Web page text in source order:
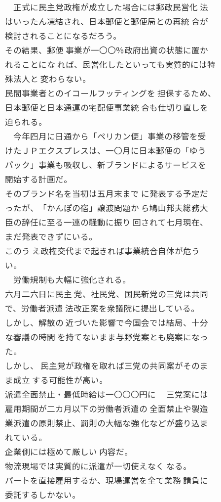
正式に民主党政権が成立した場合には郵政民営化 法
はいったん凍結され、日本郵便と郵便局との再統 合が
検討されることになるだろう。
その結果、郵便 事業が一〇〇％政府出資の状態に置か
れることにな れば、民営化したといっても実質的には特
殊法人と 変わらない。
民間事業者とのイコールフッティングを 担保するため、
日本郵便と日本通運の宅配便事業統 合も仕切り直しを
迫られる。
今年四月に日通から「ペリカン便」事業の移管を受
けたＪＰエクスプレスは、一〇月に日本郵便の「ゆう
パック」事業も吸収し、新ブランドによるサービスを
開始する計画だ。
そのブランド名を当初は五月末まで に発表する予定だ
ったが、「かんぽの宿」譲渡問題か ら鳩山邦夫総務大
臣の辞任に至る一連の騒動に振り 回されて七月現在、
まだ発表できずにいる。
このう え政権交代まで起きれば事業統合自体が危う
い。
労働規制も大幅に強化される。
六月二六日に民主 党、社民党、国民新党の三党は共同
で、労働者派遣 法改正案を衆議院に提出している。
しかし、解散の 近づいた影響で今国会では結局、十分
な審議の時間 を持てないまま与野党案とも廃案になっ
た。
しかし、 民主党が政権を取れば三党の共同案がそのま
ま成立 する可能性が高い。
派遣全面禁止・最低時給は一〇〇〇円に 三党案には
雇用期間が二カ月以下の労働者派遣の 全面禁止や製造
業派遣の原則禁止、罰則の大幅な強 化などが盛り込ま
れている。
企業側には極めて厳しい 内容だ。
物流現場では実質的に派遣が一切使えなく なる。
パートを直接雇用するか、現場運営を全て業務 請負に
委託するしかない。